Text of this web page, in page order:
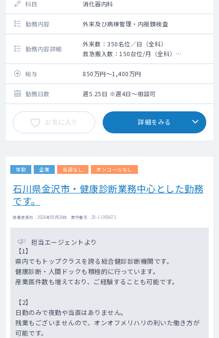
科目 消化器内科
勤務内容 外来及び病棟管理・内視鏡検査
勤務内容詳細
外来数：350名位／日（全科）
救急搬入数：150台位/月（全科）
手術数：45件位/月（全科）
給与
850万円～1,400万円
勤務日数 週5.25日 ※週4日～相談可
お気に入り 詳細をみる
常勤 企業 当直なし オンコールなし
石川県金沢市・健康診断業務中心とした勤務
です。
掲載更新日 : 2026年05月28日 案件番号 : 25-JJ305671
担当エージェントより
【1】
県内でもトップクラスを誇る総合健診診断機関です。
健康診断・人間ドックも積極的に行っています。
産業医件数も増えており、ご経験することも可能です。
【2】
日勤のみで夜勤や当直はありません。
残業もございませんので、オンオフメリハリの利いた働き方が
可能です。